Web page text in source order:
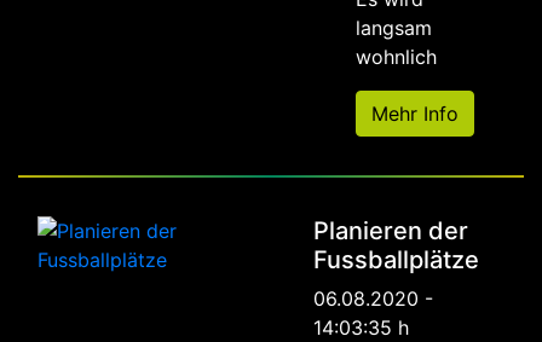
langsam
wohnlich
Mehr Info
Planieren der
Fussballplätze
06.08.2020 -
14:03:35 h